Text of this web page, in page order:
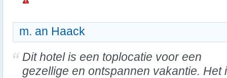
m. an Haack
Dit hotel is een toplocatie voor een
gezellige en ontspannen vakantie. Het